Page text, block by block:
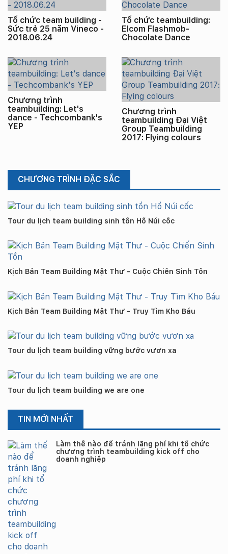
Tổ chức team building -
Sức trẻ 25 năm Vineco -
2018.06.24
Tổ chức teambuilding:
Elcom Flashmob-
Chocolate Dance
Chương trình
teambuilding: Let's
dance - Techcombank's
YEP
Chương trình
teambuilding Đại Việt
Group Teambuilding
2017: Flying colours
CHƯƠNG TRÌNH ĐẶC SẮC
Tour du lịch team building sinh tồn Hồ Núi cốc
Kịch Bản Team Building Mật Thư - Cuộc Chiến Sinh Tồn
Kịch Bản Team Building Mật Thư - Truy Tìm Kho Báu
Tour du lịch team building vững bước vươn xa
Tour du lịch team building we are one
TIN MỚI NHẤT
Làm thế nào để tránh lãng phí khi tổ chức
chương trình teambuilding kick off cho
doanh nghiệp